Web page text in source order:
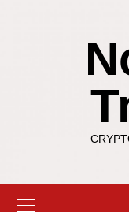
primario